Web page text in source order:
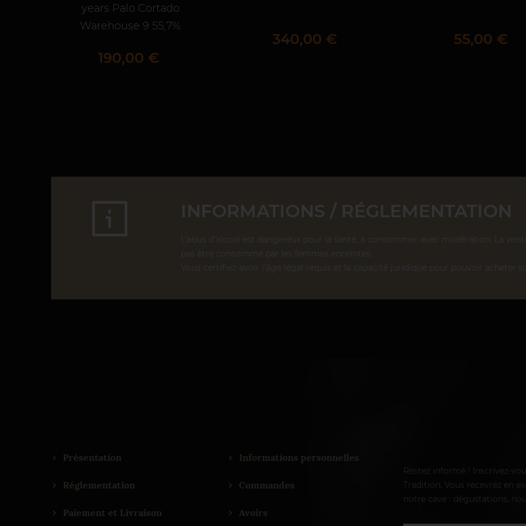
years Palo Cortado
Warehouse 9 55,7%
Prix
190,00 €
Prix
340,00 € Prix
55,00 €
INFORMATIONS / RÉGLEMENTATION
Présentation
Réglementation
Paiement et Livraison
Informations personnelles
Commandes
Avoirs
Restez informé ! Inscrivez-
Tradition. Vous recevrez en
notre cave : dégustations,